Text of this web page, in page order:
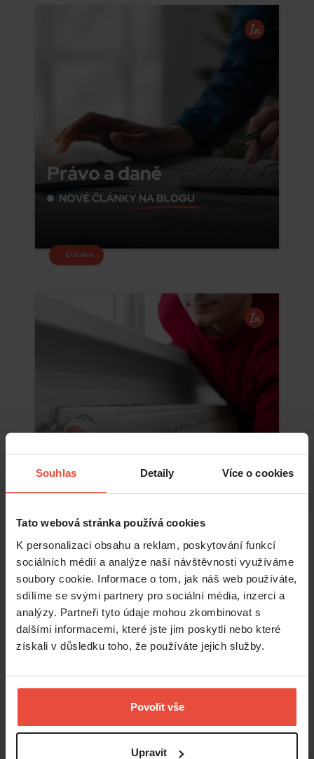
Souhlas Detaily Více o cookies
Tato webová stránka používá cookies
K personalizaci obsahu a reklam, poskytování funkcí
sociálních médií a analýze naší návštěvnosti využíváme
soubory cookie. Informace o tom, jak náš web používáte,
sdílíme se svými partnery pro sociální média, inzerci a
analýzy. Partneři tyto údaje mohou zkombinovat s
dalšími informacemi, které jste jim poskytli nebo které
získali v důsledku toho, že používáte jejich služby.
Povolit vše
Upravit
Číst více
Číst více